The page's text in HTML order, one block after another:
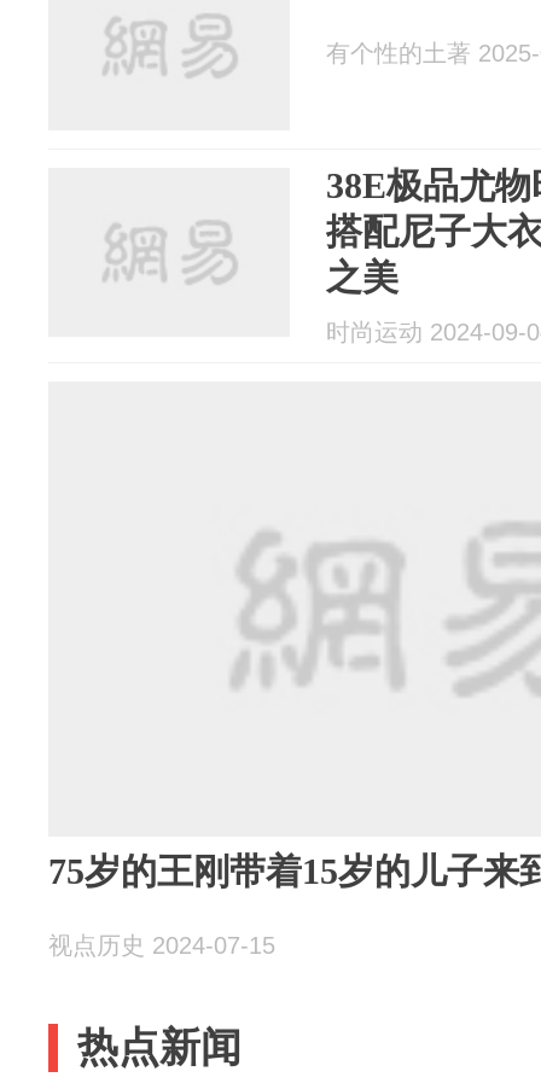
有个性的土著
38E极品尤
搭配尼子大
之美
时尚运动 2024-09-
75岁的王刚带着15岁的儿子来
视点历史 2024-07-15
热点新闻